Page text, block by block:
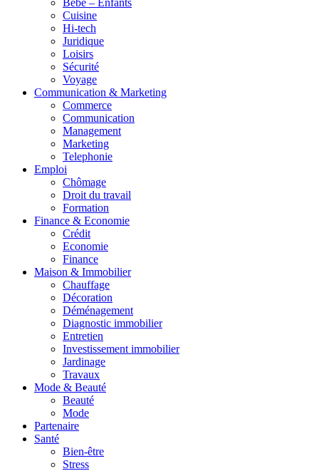
Bébé – Enfants
Cuisine
Hi-tech
Juridique
Loisirs
Sécurité
Voyage
Communication & Marketing
Commerce
Communication
Management
Marketing
Telephonie
Emploi
Chômage
Droit du travail
Formation
Finance & Economie
Crédit
Economie
Finance
Maison & Immobilier
Chauffage
Décoration
Déménagement
Diagnostic immobilier
Entretien
Investissement immobilier
Jardinage
Travaux
Mode & Beauté
Beauté
Mode
Partenaire
Santé
Bien-être
Stress